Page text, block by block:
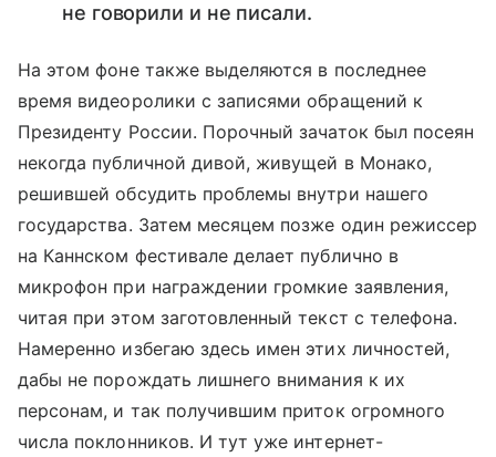
не говорили и не писали.
На этом фоне также выделяются в последнее
время видеоролики с записями обращений к
Президенту России. Порочный зачаток был посеян
некогда публичной дивой, живущей в Монако,
решившей обсудить проблемы внутри нашего
государства. Затем месяцем позже один режиссер
на Каннском фестивале делает публично в
микрофон при награждении громкие заявления,
читая при этом заготовленный текст с телефона.
Намеренно избегаю здесь имен этих личностей,
дабы не порождать лишнего внимания к их
персонам, и так получившим приток огромного
числа поклонников. И тут уже интернет-